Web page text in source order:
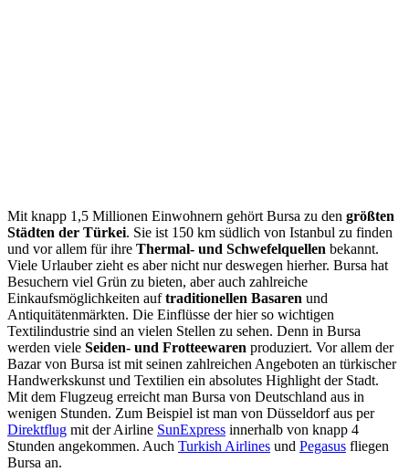
Mit knapp 1,5 Millionen Einwohnern gehört Bursa zu den größten
Städten der Türkei. Sie ist 150 km südlich von Istanbul zu finden
und vor allem für ihre Thermal- und Schwefelquellen bekannt.
Viele Urlauber zieht es aber nicht nur deswegen hierher. Bursa hat
Besuchern viel Grün zu bieten, aber auch zahlreiche
Einkaufsmöglichkeiten auftraditionellen Basaren und
Antiquitätenmärkten. Die Einflüsse der hier so wichtigen
Textilindustrie sind an vielen Stellen zu sehen. Denn in Bursa
werden viele Seiden- und Frotteewaren produziert. Vor allem der
Bazar von Bursa ist mit seinen zahlreichen Angeboten an türkischer
Handwerkskunst und Textilien ein absolutes Highlight der Stadt.
Mit dem Flugzeug erreicht man Bursa von Deutschland aus in
wenigen Stunden. Zum Beispiel ist man von Düsseldorf aus per
Direktflug mit der Airline SunExpress innerhalb von knapp 4
Stunden angekommen. Auch Turkish Airlines und Pegasus fliegen
Bursa an.